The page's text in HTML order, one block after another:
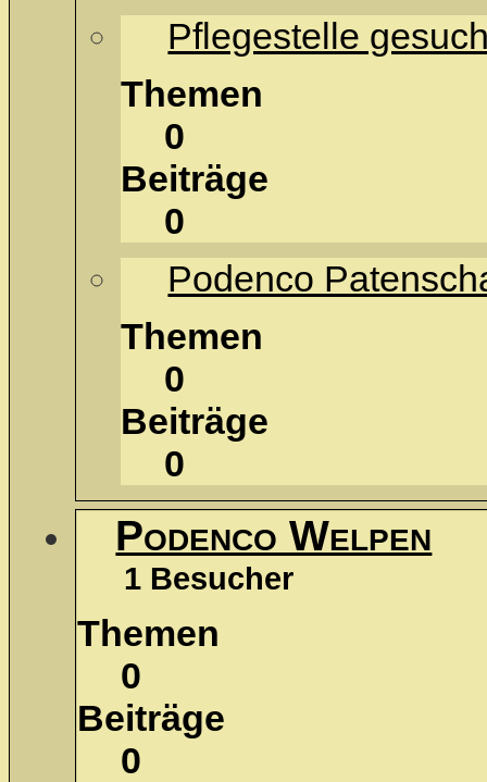
Pflegestelle
Themen
0
Beiträge
0
Podenco
Themen
0
Beiträge
0
Podenco Welpen
1 Besucher
Themen
0
Beiträge
0